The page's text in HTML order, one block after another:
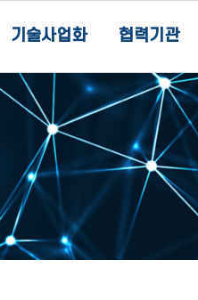
기술사업화 협력기관